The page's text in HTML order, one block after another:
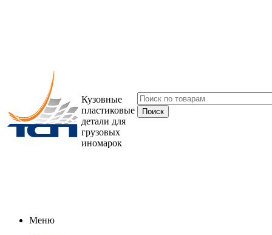
Кузовные
пластиковые
детали для
грузовых
иномарок
Меню